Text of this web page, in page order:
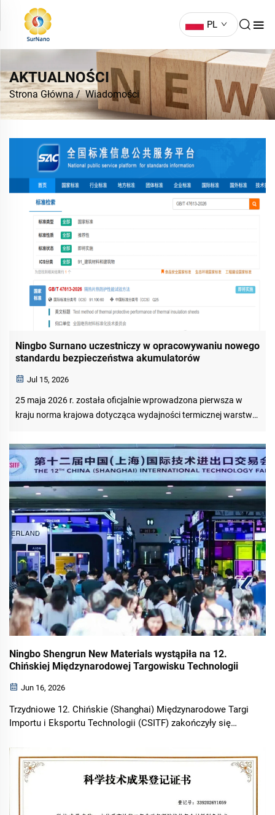
PL
AKTUALNOŚCI
Strona Główna/Wiadomości
Ningbo Surnano uczestniczy w opracowywaniu nowego
standardu bezpieczeństwa akumulatorów
Jul 15, 2026
25 maja 2026 r. została oficjalnie wprowadzona pierwsza w
kraju norma krajowa dotycząca wydajności termicznej warstw
„Metody badania wydajności termicznej warstw izolacyjnych”.
Ningbo Shengrun New Materials wystąpiła na 12.
Chińskiej Międzynarodowej Targowisku Technologii
Jun 16, 2026
Trzydniowe 12. Chińskie (Shanghai) Międzynarodowe Targi
Importu i Eksportu Technologii (CSITF) zakończyły się
Convention Center. Tegoroczne Chińskie Międzynarodowe
Targi Technologii, z...